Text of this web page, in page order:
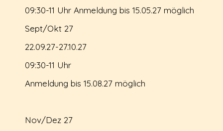
09:30-11 Uhr Anmeldung bis 15.05.27 möglich
Sept/Okt 27
22.09.27-27.10.27
09:30-11 Uhr
Anmeldung bis 15.08.27 möglich
Nov/Dez 27